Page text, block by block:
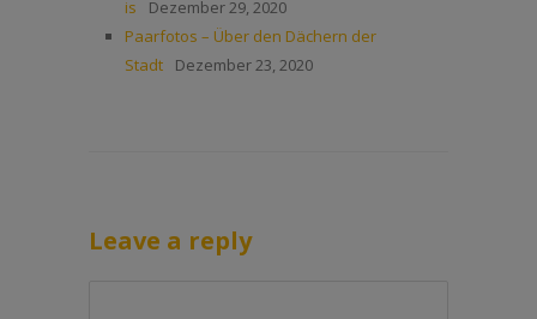
is
Dezember 29, 2020
Paarfotos – Über den Dächern der
Stadt
Dezember 23, 2020
Leave a reply